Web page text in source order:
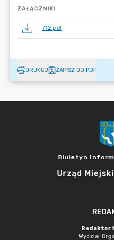
ZAŁĄCZNIKI
712.pdf
DRUKUJ ZAPISZ DO PDF
Biuletyn
Urząd
Redaktor
Wydział